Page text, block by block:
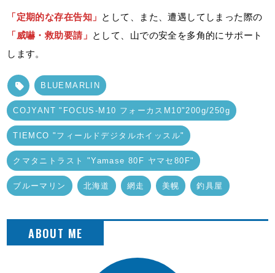
「定期的な存在告知」 として、また、遭遇してしまった際の
「威嚇・救助要請」 として、山での安全を多角的にサポート
します。
BLUEMARLIN
COJYANT "FOCUS-M10 フォーカスM10"200g/250g
TIEMCO "フィールドデジタルホイッスル"
クマタニトラスト "Yamase 80F ヤマセ80F"
ブルーマリン 北海道 網走 美幌 釣具屋